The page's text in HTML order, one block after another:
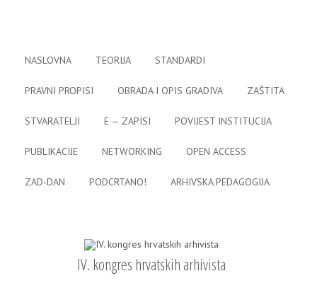
meni
NASLOVNA
TEORIJA STANDARDI
PRAVNI PROPISI OBRADA I OPIS GRADIVA ZAŠTITA
STVARATELJI E — ZAPISI POVIJEST INSTITUCIJA
PUBLIKACIJE NETWORKING OPEN ACCESS
ZAD-DAN PODCRTANO! ARHIVSKA PEDAGOGIJA
IV. kongres hrvatskih arhivista